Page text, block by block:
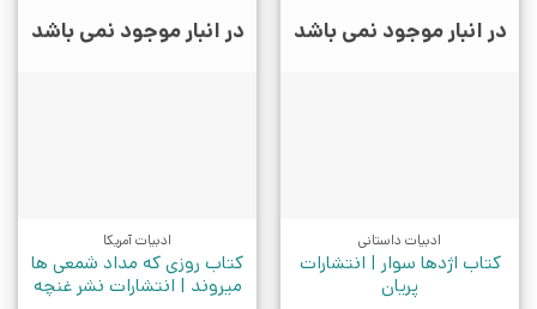
در انبار موجود نمی باشد
ادبیات داستانی
کتاب اژدها سوار | انتشارات
پریان
در انبار موجود نمی باشد
ادبیات آمریکا
کتاب روزی که مداد شمعی ها
میروند | انتشارات نشر غنچه